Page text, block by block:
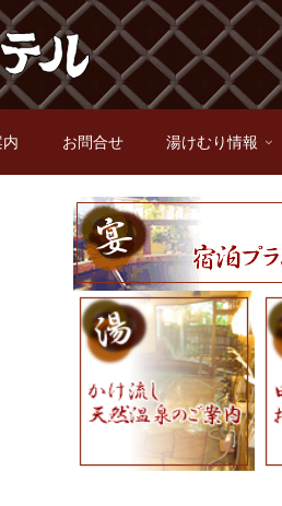
お問合せ 湯けむり情報